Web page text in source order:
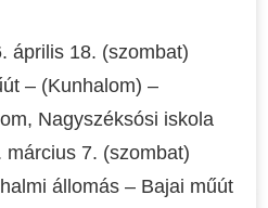
április 18. (szombat)
– (Kunhalom) –
Nagyszéksósi iskola
március 7. (szombat)
állomás – Bajai műút